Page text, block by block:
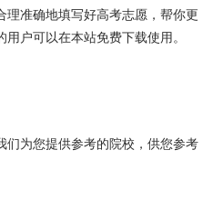
理准确地填写好高考志愿，帮你更
户可以在本站免费下载使用。
们为您提供参考的院校，供您参考